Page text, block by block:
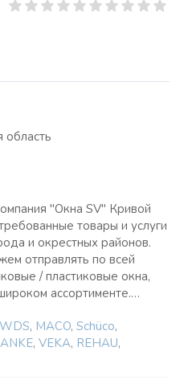
область
"Окна SV" Кривой
товары и услуги
и окрестных районов.
отправлять по всей
/ пластиковые окна,
ассортименте.…
WDS, MACO, Schüco,
, VEKA, REHAU,